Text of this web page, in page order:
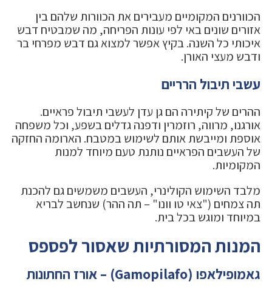
הכוורנים המקומיים מעבירים את הכוורות שלהם בין
אזורים שונים באי לפי עונות הפריחה, מה שמבטיח דבש
איכותי כל השנה. בקיץ אפשר למצוא גם דבש מפרחי בר
ודבש מעצי האורן.
עשבי תיבול הרריים
ההרים של קיתירה הם גן עדן לעשבי תיבול פראיים.
אורגנו, מרווה, רוזמרין ודפנה גדלים בשפע, וכל משפחה
אוספת ומייבשת אותם לשימוש במטבח. הארומה החזקה
של העשבים הפראיים נותנת טעם מיוחד למנות
המקומיות.
מלבד השימוש הקולינרי, העשבים משמשים גם להכנת
תה צמחים ("צאי טו וונו" – תה ההר) שנחשב לבריא
במיוחד ומוגש בכל בית.
המנות המסורתיות שאסור לפספס
גאמופילאפו (Gamopilafo) – אורז החתונות